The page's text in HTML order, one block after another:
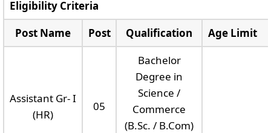
Eligibility Criteria
Post Name
Post Qualification Age Limit
Assistant Gr- I
(HR)
05
Bachelor
Degree in
Science /
Commerce
(B.Sc. / B.Com)